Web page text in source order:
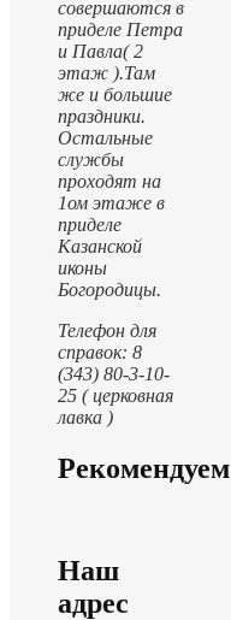
совершаются в
приделе Петра
и Павла( 2
этаж ).Там
же и большие
праздники.
Остальные
службы
проходят на
1ом этаже в
приделе
Казанской
иконы
Богородицы.
Телефон для
справок: 8
(343) 80-3-10-
25 ( церковная
лавка )
Рекомендуем
Наш
адрес